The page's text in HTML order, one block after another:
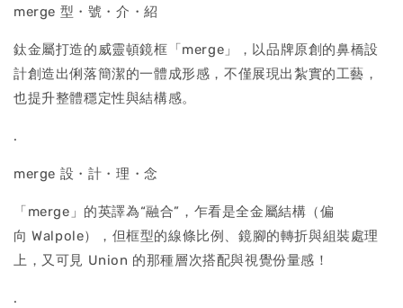
merge 型・號・介・紹
鈦金屬打造的威靈頓鏡框「merge」，以品牌原創的鼻橋設
計創造出俐落簡潔的一體成形感，不僅展現出紮實的工藝，
也提升整體穩定性與結構感。
.
merge 設・計・理・念
「merge」的英譯為“融合”，乍看是全金屬結構（偏
向 Walpole），但框型的線條比例、鏡腳的轉折與組裝處理
上，又可見 Union 的那種層次搭配與視覺份量感！
.